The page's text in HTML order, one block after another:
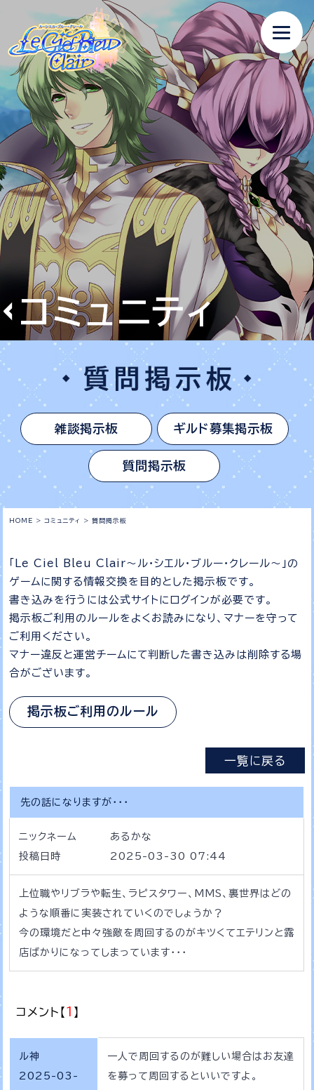
雑談掲示板 ギルド募集掲示板
質問掲示板
HOME >コミュニティ >質問掲示板
「Le Ciel Bleu Clair～ル・シエル・ブルー・クレール～」の
ゲームに関する情報交換を目的とした掲示板です。
書き込みを行うには公式サイトにログインが必要です。
掲示板ご利用のルールをよくお読みになり、マナーを守って
ご利用ください。
マナー違反と運営チームにて判断した書き込みは削除する場
合がございます。
掲示板ご利用のルール
一覧に戻る
先の話になりますが・・・
ニックネーム
あるかな
投稿日時
2025-03-30 07:44
上位職やリブラや転生、ラピスタワー、MMS、裏世界はどの
ような順番に実装されていくのでしょうか？
今の環境だと中々強敵を周回するのがキツくてエテリンと露
店ばかりになってしまっています・・・
コメント【1 】
ル神
2025-03-
一人で周回するのが難しい場合はお友達
を募って周回するといいですよ。